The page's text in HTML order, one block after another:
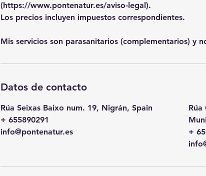
(https://www.pontenatur.es/aviso-legal).
Los precios incluyen impuestos correspondientes.
Mis servicios son parasanitarios (complementarios) y
Datos de contacto
Rúa Seixas Baixo num. 19, Nigrán, Spain
+ 655890291
info@pontenatur.es
+